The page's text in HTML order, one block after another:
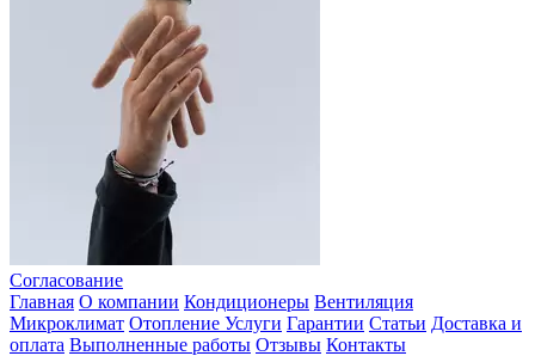
Согласование
Главная О компании Кондиционеры Вентиляция
Микроклимат Отопление Услуги Гарантии Статьи Доставка и
оплата Выполненные работы Отзывы Контакты